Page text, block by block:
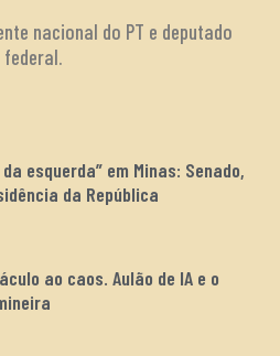
nacional do PT e deputado
federal.
esquerda” em Minas: Senado,
da República
ao caos. Aulão de IA e o